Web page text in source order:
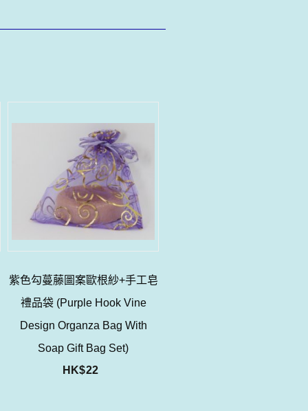
紫色勾蔓藤圖案歐根紗+手工皂
禮品袋 (Purple Hook Vine
Design Organza Bag With
Soap Gift Bag Set)
HK$22